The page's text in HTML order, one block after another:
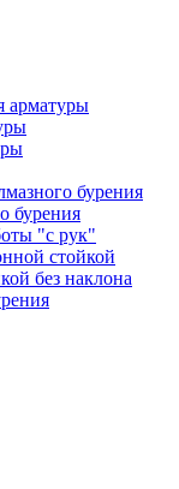
арматуры
бурения
бурения
"с рук"
стойкой
без наклона